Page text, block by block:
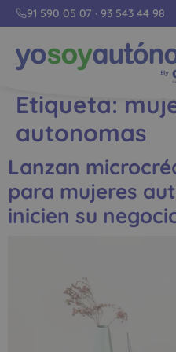
91 590 05 07 · 93 543 44 98
Etiqueta:
autonomas
Lanzan
para mujeres
inicien su